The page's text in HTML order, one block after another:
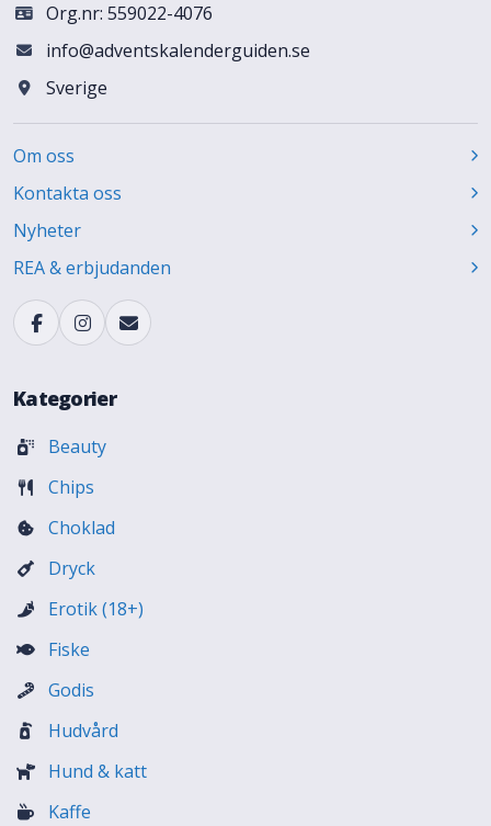
Org.nr: 559022-4076
info@adventskalenderguiden.se
Sverige
Om oss
Kontakta oss
Nyheter
REA & erbjudanden
Kategorier
Beauty
Chips
Choklad
Dryck
Erotik (18+)
Fiske
Godis
Hudvård
Hund & katt
Kaffe